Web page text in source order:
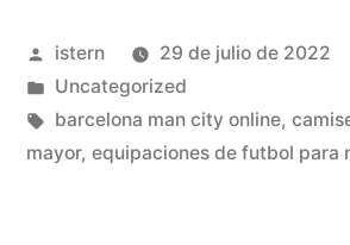
Publicado
por
istern
29 de julio de 2022
Publicado
en
Uncategorized
Etiquetas:
barcelona man city online,
mayor, equipaciones de futbol para